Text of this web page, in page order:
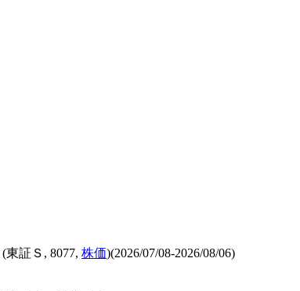
(東証Ｓ, 8077, 株価)(2026/07/08-2026/08/06)